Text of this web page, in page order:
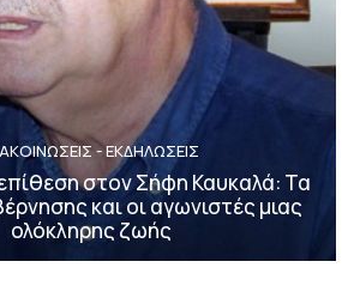
- ΕΚΔΗΛΩΣΕΙΣ
στον Σήφη Καυκαλά: Τα
και οι αγωνιστές μιας
ολόκληρης ζωής